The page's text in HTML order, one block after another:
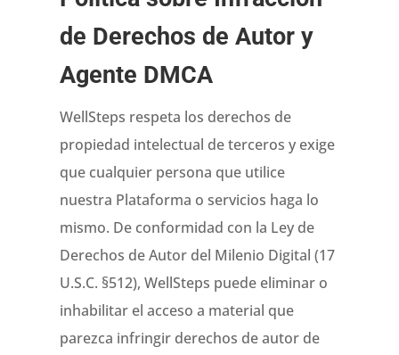
de Derechos de Autor y
Agente DMCA
WellSteps respeta los derechos de
propiedad intelectual de terceros y exige
que cualquier persona que utilice
nuestra Plataforma o servicios haga lo
mismo. De conformidad con la Ley de
Derechos de Autor del Milenio Digital (17
U.S.C. §512), WellSteps puede eliminar o
inhabilitar el acceso a material que
parezca infringir derechos de autor de